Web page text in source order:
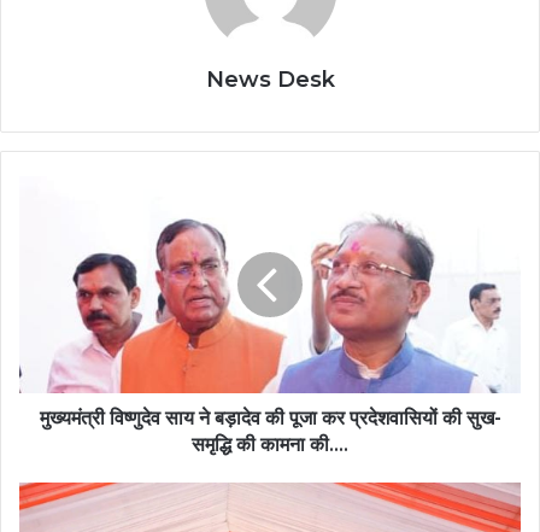
News Desk
कर
प्रदेशवासियों
की
कामना
मुख्यमंत्री विष्णुदेव साय ने बड़ादेव की पूजा कर प्रदेशवासियों की सुख-
समृद्धि की कामना की….
चार
साल